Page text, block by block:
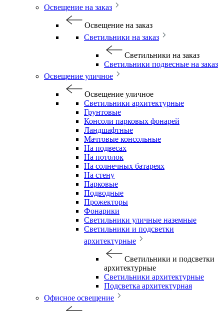
Освещение на заказ
Освещение на заказ
Светильники на заказ
Светильники на заказ
Светильники подвесные на заказ
Освещение уличное
Освещение уличное
Светильники архитектурные
Грунтовые
Консоли парковых фонарей
Ландшафтные
Мачтовые консольные
На подвесах
На потолок
На солнечных батареях
На стену
Парковые
Подводные
Прожекторы
Фонарики
Светильники уличные наземные
Светильники и подсветки
архитектурные
Светильники и подсветки
архитектурные
Светильники архитектурные
Подсветка архитектурная
Офисное освещение